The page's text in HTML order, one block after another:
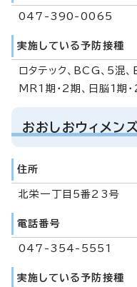
047-390-0065
実施している予防接種
ロタテック、BCG、5混
MR1期・2期、日脳1期
おおしおウィメン
住所
北栄一丁目5番23号
電話番号
047-354-5551
実施している予防接種